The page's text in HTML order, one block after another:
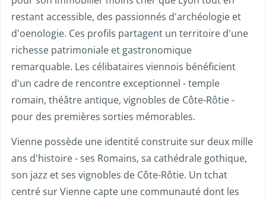
restant accessible, des passionnés d'archéologie et
d'oenologie. Ces profils partagent un territoire d'une
richesse patrimoniale et gastronomique
remarquable. Les célibataires viennois bénéficient
d'un cadre de rencontre exceptionnel - temple
romain, théâtre antique, vignobles de Côte-Rôtie -
pour des premières sorties mémorables.
Vienne possède une identité construite sur deux mille
ans d'histoire - ses Romains, sa cathédrale gothique,
son jazz et ses vignobles de Côte-Rôtie. Un tchat
centré sur Vienne capte une communauté dont les